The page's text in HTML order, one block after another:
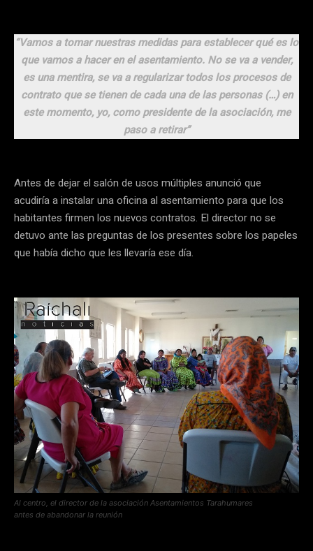
“Vamos a tomar nuestras medidas para establecer qué es lo
que vamos a hacer en el asentamiento. No se va a vender,
es una mentira, se va a regularizar todos los procesos de
contrato que se tienen de cada una de las personas (…) en
este momento, yo, como presidente de la asociación, me
paso a retirar”
Antes de dejar el salón de usos múltiples anunció que
acudiría a instalar una oficina al asentamiento para que los
habitantes firmen los nuevos contratos. El director no se
detuvo ante las preguntas de los presentes sobre los papeles
que había dicho que les llevaría ese día.
Al centro, el director de la asociación Asentamientos Tarahumares
antes de abandonar la reunión